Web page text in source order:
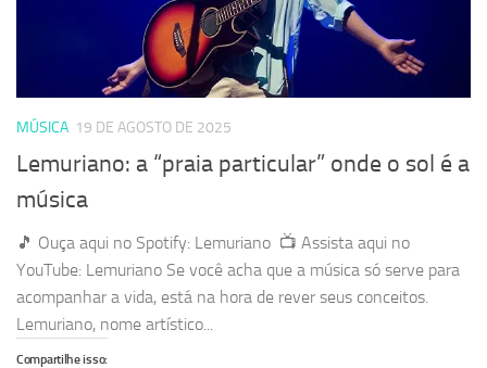
MÚSICA 19 DE AGOSTO DE 2025
Lemuriano: a “praia particular” onde o sol é a
música
🎵 Ouça aqui no Spotify: Lemuriano 📺 Assista aqui no
YouTube: Lemuriano Se você acha que a música só serve para
acompanhar a vida, está na hora de rever seus conceitos.
Lemuriano, nome artístico...
Compartilhe isso: